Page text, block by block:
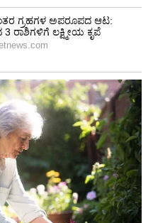
ಶನಿ, ಗುರು, ಶುಕ್ರ
ಆದ್ದರಿಂದ ಈ
ಉನ್ನತ ಮಟ್ಟಕ್ಕೆ
ಆಸೆಗಳು ಈಡೇರುತ್ತವೆ.
ನಡೆಯುತ್ತವೆ.
ಮಾನಸಿಕ
ವೃತ್ತಿ,
ಮತ್ತು ಆರ್ಥಿಕ ಪರಿಸ್ಥಿತಿ